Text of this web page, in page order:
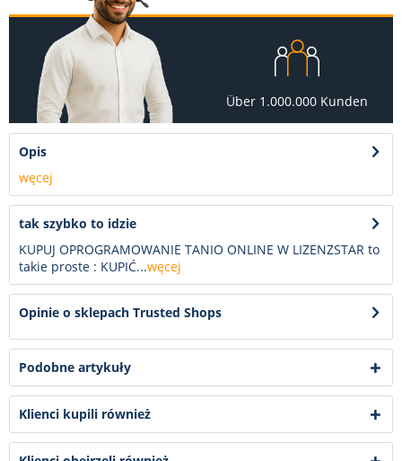
Über 1.000.000 Kunden
Opis
węcej
tak szybko to idzie
KUPUJ OPROGRAMOWANIE TANIO ONLINE W LIZENZSTAR to
takie proste : KUPIĆ...węcej
Opinie o sklepach Trusted Shops
Podobne artykuły
Klienci kupili również